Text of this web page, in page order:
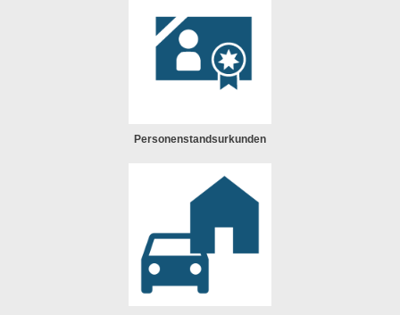
Personenstandsurkunden